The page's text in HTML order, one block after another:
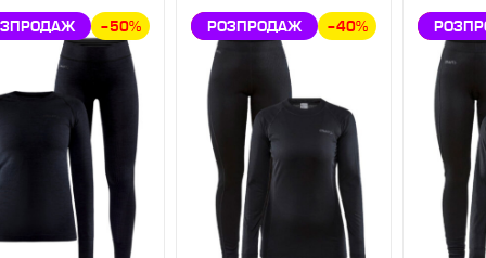
–50% ЗНИЖКА –40%
РОЗПРОДАЖ